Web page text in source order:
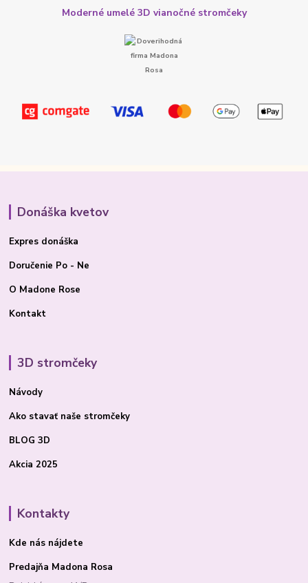
Moderné umelé 3D vianočné stromčeky
Donáška kvetov
Expres donáška
Doručenie Po - Ne
O Madone Rose
Kontakt
3D stromčeky
Návody
Ako stavať naše stromčeky
BLOG 3D
Akcia 2025
Kontakty
Kde nás nájdete
Predajňa Madona Rosa